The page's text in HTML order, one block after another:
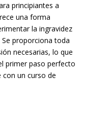
principiantes a
una forma
la ingravidez
proporciona toda
necesarias, lo que
primer paso perfecto
un curso de